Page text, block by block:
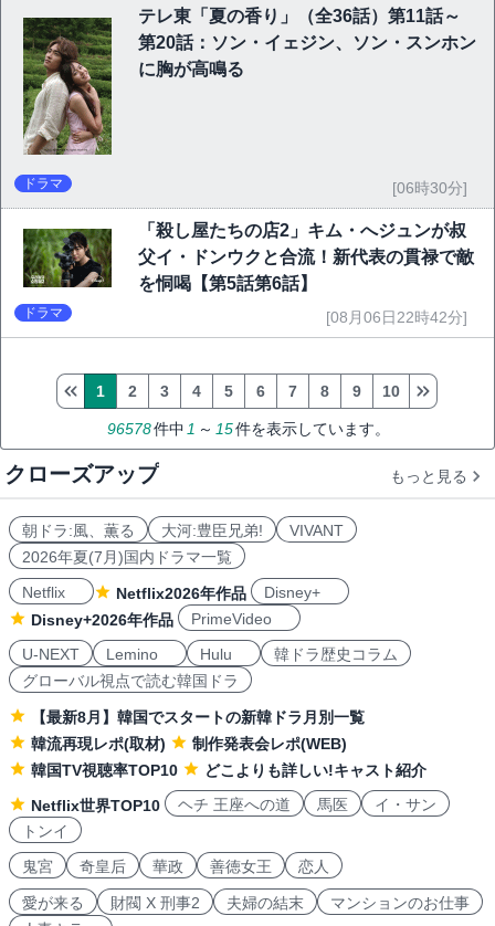
テレ東「夏の香り」（全36話）第11話～
第20話：ソン・イェジン、ソン・スンホン
に胸が高鳴る
ドラマ [06時30分]
「殺し屋たちの店2」キム・へジュンが叔
父イ・ドンウクと合流！新代表の貫禄で敵
を恫喝【第5話第6話】
ドラマ [08月06日22時42分]
96578件中 1 ～ 15件を表示しています。
1 2 3 4 5 6 7 8 9 10
クローズアップ もっと見る
朝ドラ:風、薫る 大河:豊臣兄弟!
VIVANT
2026年夏(7月)国内ドラマ一覧
Netflix
Netflix2026年作品
Disney+
Disney+2026年作品
PrimeVideo
U-NEXT
Lemino Hulu
韓ドラ歴史コラム
グローバル視点で読む韓国ドラ
【最新8月】韓国でスタートの新韓ドラ月別一覧
韓流再現レポ(取材)
制作発表会レポ(WEB)
韓国TV視聴率TOP10
どこよりも詳しい!キャスト紹介
Netflix世界TOP10
ヘチ 王座への道 馬医
イ・サン
トンイ
鬼宮
奇皇后 華政 善徳女王 恋人
愛が来る 財閥 X 刑事2 夫婦の結末
マンションのお仕事